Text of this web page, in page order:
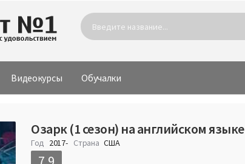
Видеокурсы Обучалки
Озарк (1 сезон) на английском языке
Год 2017- Страна США